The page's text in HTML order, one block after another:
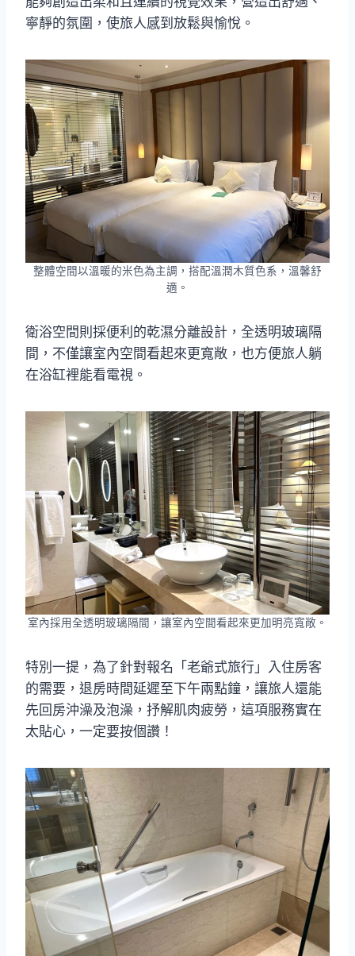
寧靜的氛圍，使旅人感到放鬆與愉悅。
整體空間以溫暖的米色為主調，搭配溫潤木質色系，溫馨舒
適。
衛浴空間則採便利的乾濕分離設計，全透明玻璃隔
間，不僅讓室內空間看起來更寬敞，也方便旅人躺
在浴缸裡能看電視。
室內採用全透明玻璃隔間，讓室內空間看起來更加明亮寬敞。
特別一提，為了針對報名「老爺式旅行」入住房客
的需要，退房時間延遲至下午兩點鐘，讓旅人還能
先回房沖澡及泡澡，抒解肌肉疲勞，這項服務實在
太貼心，一定要按個讚！